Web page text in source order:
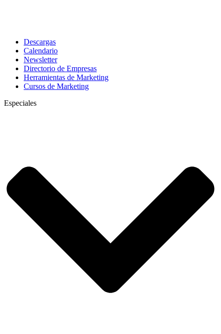
Descargas
Calendario
Newsletter
Directorio de Empresas
Herramientas de Marketing
Cursos de Marketing
Especiales